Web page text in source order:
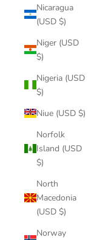
Nicaragua
(USD $)
Niger (USD
$)
Nigeria (USD
$)
Niue (USD $)
Norfolk
Island (USD
$)
North
Macedonia
(USD $)
Norway